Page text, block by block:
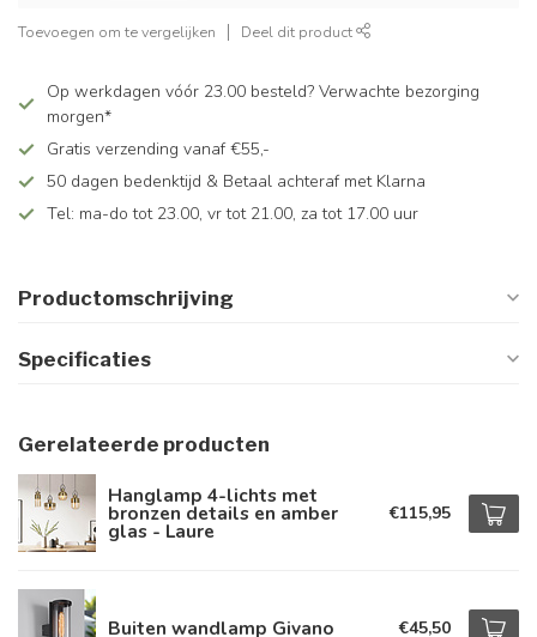
Toevoegen om te vergelijken Deel dit product
Op werkdagen vóór 23.00 besteld? Verwachte bezorging
morgen*
Gratis verzending vanaf €55,-
50 dagen bedenktijd & Betaal achteraf met Klarna
Tel: ma-do tot 23.00, vr tot 21.00, za tot 17.00 uur
Productomschrijving
Specificaties
Gerelateerde producten
Hanglamp 4-lichts met
bronzen details en amber
glas - Laure
€115,95
Buiten wandlamp Givano €45,50